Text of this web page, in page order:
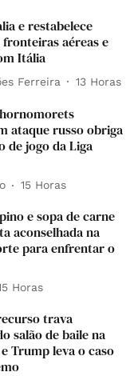
e restabelece
aéreas e
Itália
Ferreira 13 Horas
ataque russo obriga
de jogo da Liga
15 Horas
e sopa de carne
aconselhada na
para enfrentar o
Horas
trava
salão de baile na
Trump leva o caso